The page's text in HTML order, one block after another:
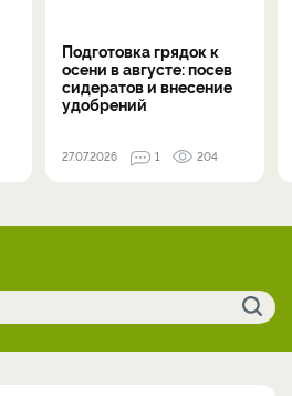
Подготовка грядок к
осени в августе: посев
сидератов и внесение
удобрений
27.07.2026 1 204